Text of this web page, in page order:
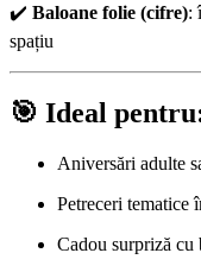
✔️ Baloane folie (cifre):
spațiu
🎯 Ideal
Aniversări adulte
Petreceri tematice
Cadou surpriză cu